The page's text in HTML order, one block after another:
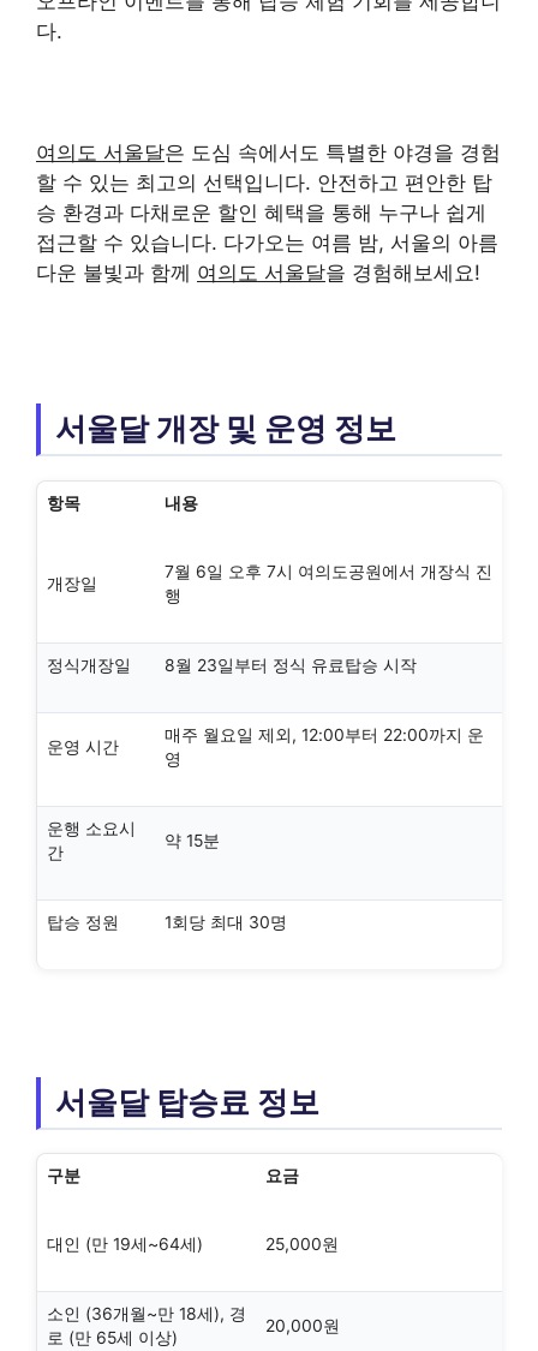
다.
여의도 서울달은 도심 속에서도 특별한 야경을 경험
할 수 있는 최고의 선택입니다. 안전하고 편안한 탑
승 환경과 다채로운 할인 혜택을 통해 누구나 쉽게
접근할 수 있습니다. 다가오는 여름 밤, 서울의 아름
다운 불빛과 함께 여의도 서울달을 경험해보세요!
서울달 개장 및 운영 정보
항목 내용
개장일
7월 6일 오후 7시 여의도공원에서 개장식 진
행
정식개장일 8월 23일부터 정식 유료탑승 시작
운영 시간
매주 월요일 제외, 12:00부터 22:00까지 운
영
운행 소요시
간
약 15분
탑승 정원 1회당 최대 30명
서울달 탑승료 정보
구분 요금
대인 (만 19세~64세) 25,000원
소인 (36개월~만 18세), 경
로 (만 65세 이상)
20,000원